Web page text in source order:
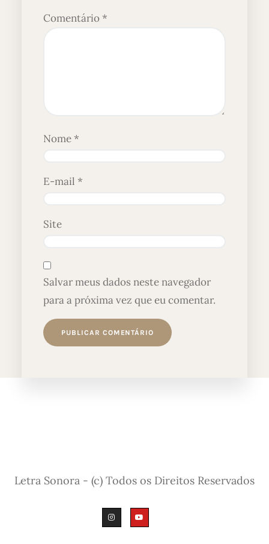
Comentário*
Nome*
E-mail *
Site
Salvar meus dados neste navegador
para a próxima vez que eu comentar.
Letra Sonora - (c) Todos os Direitos Reservados